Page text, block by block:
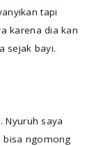
tapi
karena dia kan
sejak bayi.
Nyuruh saya
bisa ngomong